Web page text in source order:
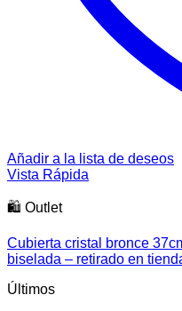
Añadir a la lista de deseos
Vista Rápida
🛍️ Outlet
Cubierta cristal bronce
biselada – retirado en
Últimos